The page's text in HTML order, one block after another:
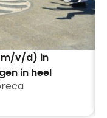
v/d) in
in heel